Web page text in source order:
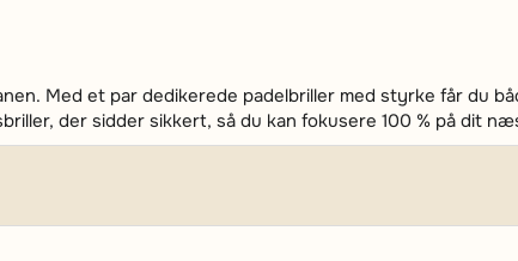
Med et par dedikerede padelbriller med styrke får du
der sidder sikkert, så du kan fokusere 100 % på dit